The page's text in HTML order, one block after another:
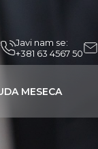
Javi nam se:
+381 63 4567 50
MESECA